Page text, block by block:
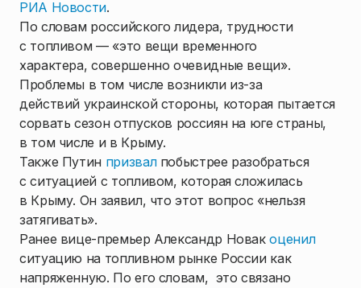
РИА Новости.
По словам российского лидера, трудности
с топливом — «это вещи временного
характера, совершенно очевидные вещи».
Проблемы в том числе возникли из-за
действий украинской стороны, которая пытается
сорвать сезон отпусков россиян на юге страны,
в том числе и в Крыму.
Также Путин призвал побыстрее разобраться
с ситуацией с топливом, которая сложилась
в Крыму. Он заявил, что этот вопрос «нельзя
затягивать».
Ранее вице-премьер Александр Новакоценил
ситуацию на топливном рынке России как
напряженную. По его словам, это связано